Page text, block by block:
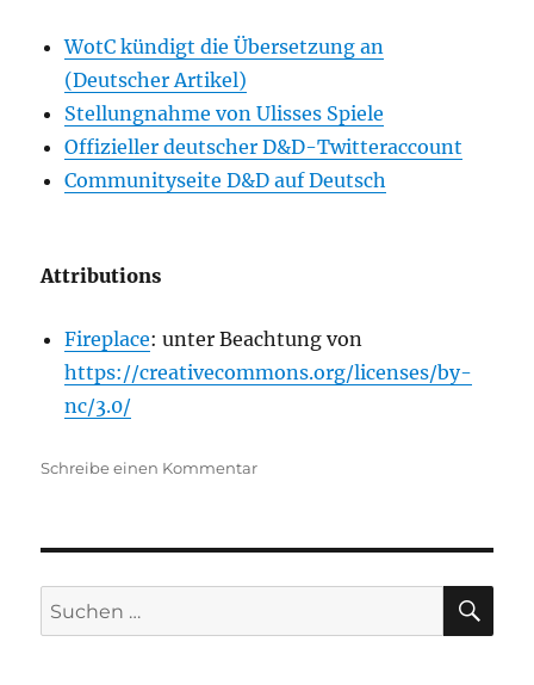
WotC kündigt die Übersetzung an
(Deutscher Artikel)
Stellungnahme von Ulisses Spiele
Offizieller deutscher D&D-Twitteraccount
Communityseite D&D auf Deutsch
Attributions
Fireplace: unter Beachtung von
https://creativecommons.org/licenses/by-
nc/3.0/
Schreibe einen Kommentarzu
Deutsch
Suchen
nach: